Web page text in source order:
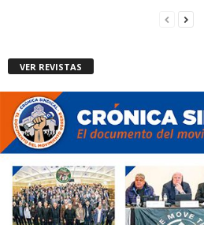
VER REVISTAS